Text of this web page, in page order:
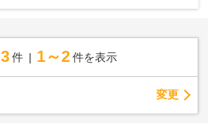
3 件 1～2 件を表示
変更